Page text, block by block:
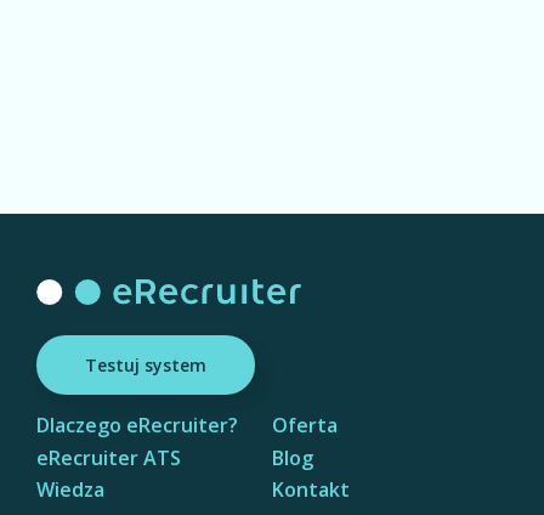
Testuj system
Dlaczego eRecruiter?
eRecruiter ATS
Wiedza
Oferta
Blog
Kontakt